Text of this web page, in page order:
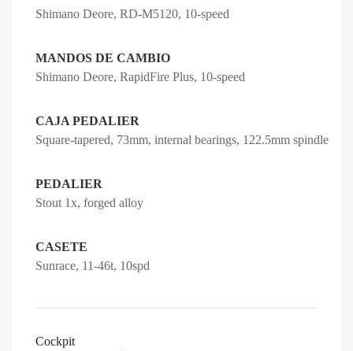
Shimano Deore, RD-M5120, 10-speed
MANDOS DE CAMBIO
Shimano Deore, RapidFire Plus, 10-speed
CAJA PEDALIER
Square-tapered, 73mm, internal bearings, 122.5mm spindle
PEDALIER
Stout 1x, forged alloy
CASETE
Sunrace, 11-46t, 10spd
Cockpit